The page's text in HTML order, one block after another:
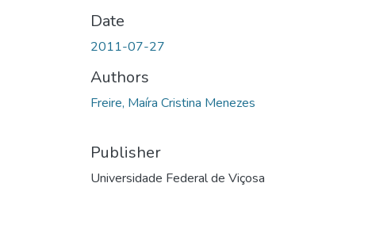
Date
2011-07-27
Authors
Freire, Maíra Cristina Menezes
Publisher
Universidade Federal de Viçosa